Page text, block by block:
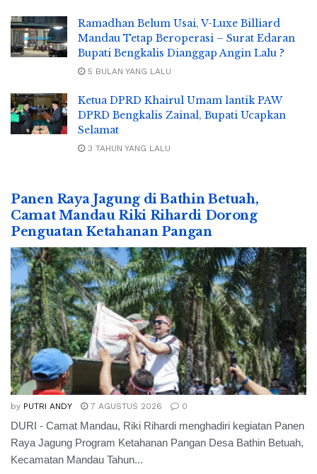
Ramadhan Belum Usai, V-Luxe Billiard
Mandau Tetap Beroperasi – Surat Edaran
Bupati Bengkalis Dianggap Angin Lalu ?
5 BULAN YANG LALU
Ketua DPRD Khairul Umam lantik PAW
DPRD Bengkalis Zainal, Bupati Ucapkan
Selamat
3 TAHUN YANG LALU
Panen Raya Jagung di Bathin Betuah,
Camat Mandau Riki Rihardi Dorong
Penguatan Ketahanan Pangan
by PUTRI ANDY 7 AGUSTUS 2026 0
DURI - Camat Mandau, Riki Rihardi menghadiri kegiatan Panen
Raya Jagung Program Ketahanan Pangan Desa Bathin Betuah,
Kecamatan Mandau Tahun...